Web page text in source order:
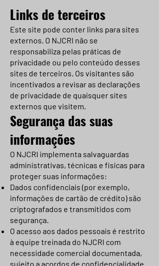
Links de terceiros
Este site pode conter links para sites
externos. O NJCRI não se
responsabiliza pelas práticas de
privacidade ou pelo conteúdo desses
sites de terceiros. Os visitantes são
incentivados a revisar as declarações
de privacidade de quaisquer sites
externos que visitem.
Segurança das suas
informações
O NJCRI implementa salvaguardas
administrativas, técnicas e físicas para
proteger suas informações:
Dados confidenciais (por exemplo,
informações de cartão de crédito) são
criptografados e transmitidos com
segurança.
O acesso aos dados pessoais é restrito
à equipe treinada do NJCRI com
necessidade comercial documentada,
sujeito a acordos de confidencialidade.